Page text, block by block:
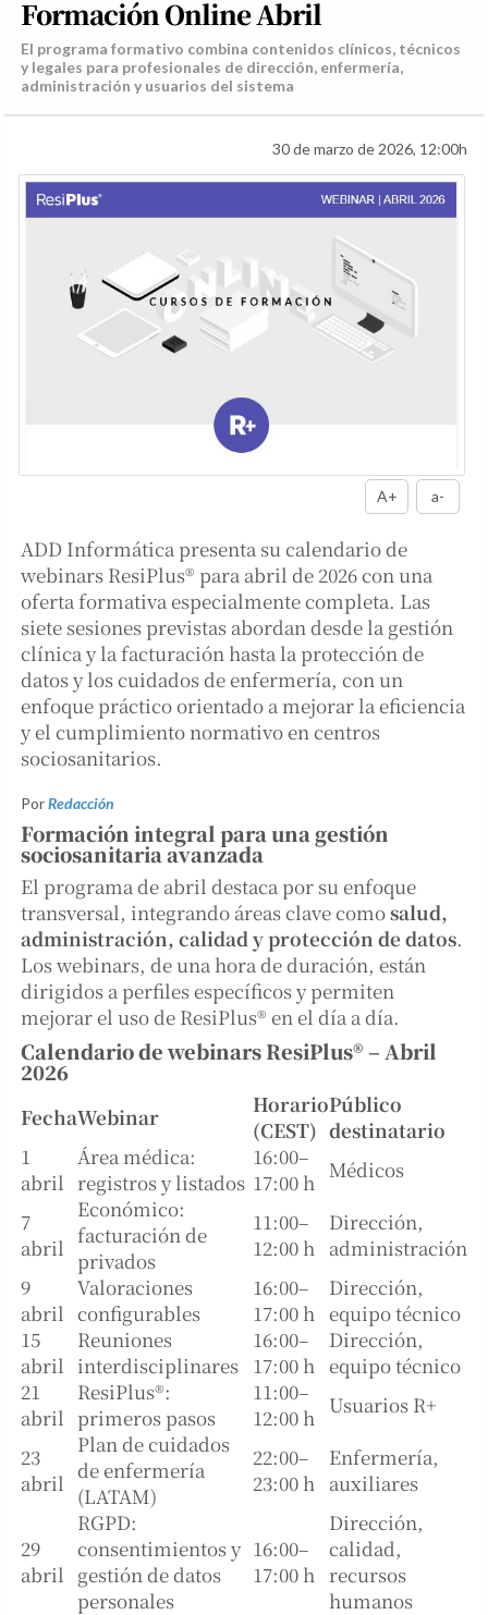
Formación Online Abril
El programa formativo combina contenidos clínicos, técnicos
y legales para profesionales de dirección, enfermería,
administración y usuarios del sistema
30 de marzo de 2026, 12:00h
A+ a-
ADD Informática presenta su calendario de
webinars ResiPlus® para abril de 2026 con una
oferta formativa especialmente completa. Las
siete sesiones previstas abordan desde la gestión
clínica y la facturación hasta la protección de
datos y los cuidados de enfermería, con un
enfoque práctico orientado a mejorar la eficiencia
y el cumplimiento normativo en centros
sociosanitarios.
PorRedacción
Formación integral para una gestión
sociosanitaria avanzada
El programa de abril destaca por su enfoque
transversal, integrando áreas clave comosalud,
administración, calidad y protección de datos.
Los webinars, de una hora de duración, están
dirigidos a perfiles específicos y permiten
mejorar el uso de ResiPlus® en el día a día.
Calendario de webinars ResiPlus® – Abril
2026
FechaWebinar
Horario
(CEST)
Público
destinatario
1
abril
Área médica:
registros y listados
16:00–
17:00 h Médicos
7
abril
Económico:
facturación de
privados
11:00–
12:00 h
Dirección,
administración
9
abril
Valoraciones
configurables
16:00–
17:00 h
Dirección,
equipo técnico
15
abril
Reuniones
interdisciplinares
16:00–
17:00 h
Dirección,
equipo técnico
21
abril
ResiPlus®:
primeros pasos
11:00–
12:00 h Usuarios R+
23
abril
Plan de cuidados
de enfermería
(LATAM)
22:00–
23:00 h
Enfermería,
auxiliares
29
abril
RGPD:
consentimientos y
gestión de datos
personales
16:00–
17:00 h
Dirección,
calidad,
recursos
humanos